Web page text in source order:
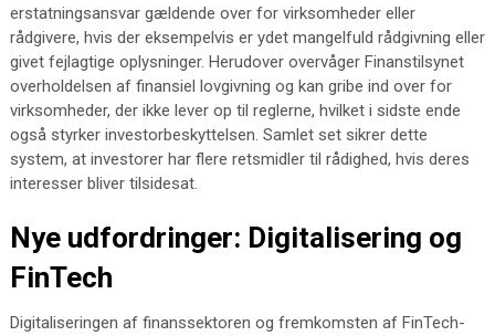
erstatningsansvar gældende over for virksomheder eller
rådgivere, hvis der eksempelvis er ydet mangelfuld rådgivning eller
givet fejlagtige oplysninger. Herudover overvåger Finanstilsynet
overholdelsen af finansiel lovgivning og kan gribe ind over for
virksomheder, der ikke lever op til reglerne, hvilket i sidste ende
også styrker investorbeskyttelsen. Samlet set sikrer dette
system, at investorer har flere retsmidler til rådighed, hvis deres
interesser bliver tilsidesat.
Nye udfordringer: Digitalisering og
FinTech
Digitaliseringen af finanssektoren og fremkomsten af FinTech-